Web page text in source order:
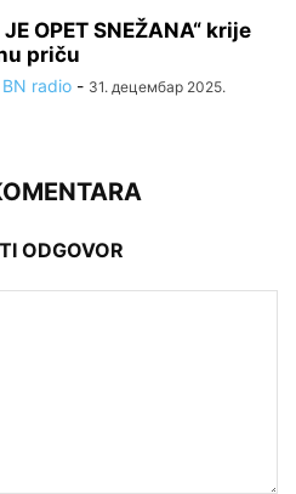
JE OPET SNEŽANA“ krije
priču
BN radio - 31. децембар 2025.
ODGOVOR